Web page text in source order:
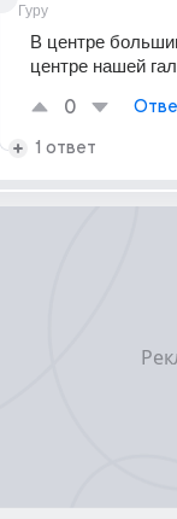
Гуру
В центре
центре нашей
0
1 ответ